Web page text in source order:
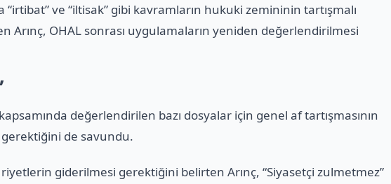
“irtibat” ve “iltisak” gibi kavramların hukuki zemininin tartışmalı
Arınç, OHAL sonrası uygulamaların yeniden değerlendirilmesi
değerlendirilen bazı dosyalar için genel af tartışmasının
gerektiğini de savundu.
giderilmesi gerektiğini belirten Arınç, “Siyasetçi zulmetmez”